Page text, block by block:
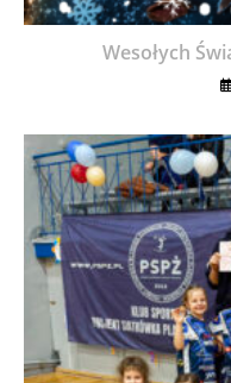
Wesołych